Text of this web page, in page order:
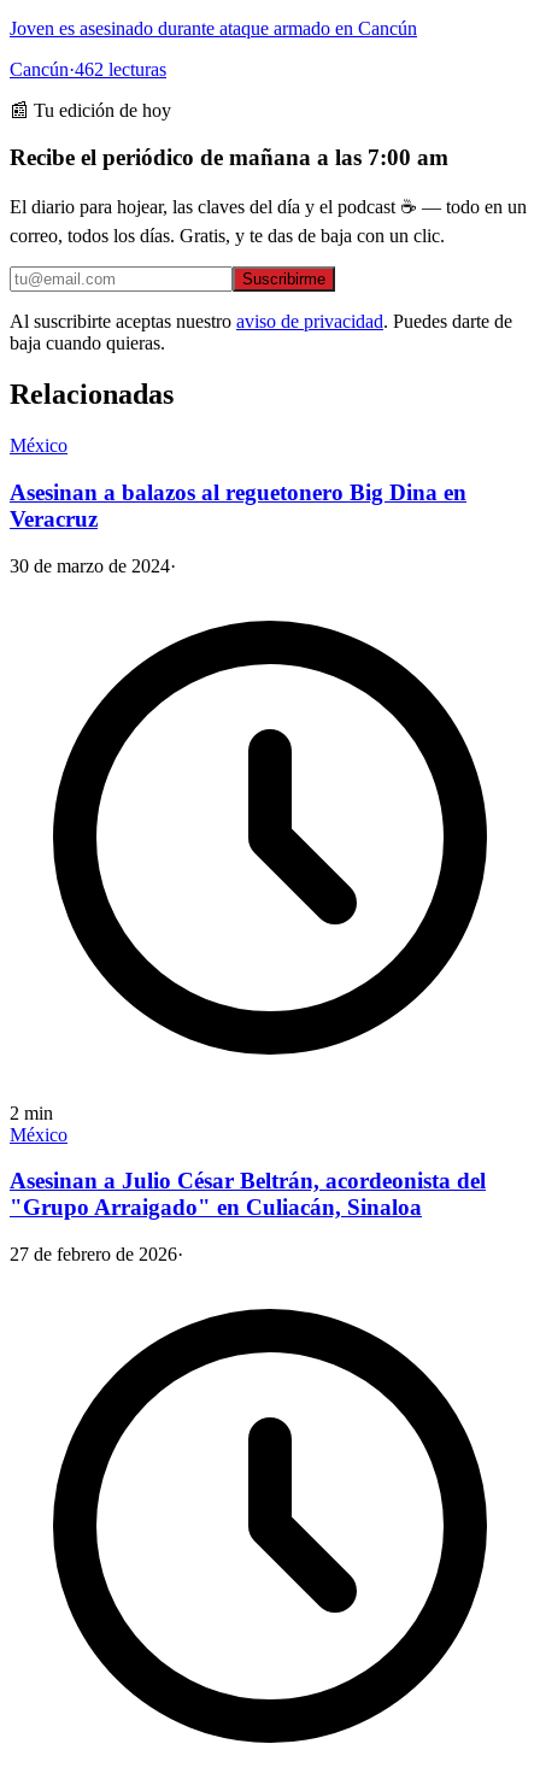
Joven es asesinado durante ataque armado en Cancún
Cancún·462 lecturas
📰 Tu edición de hoy
Recibe el periódico de mañana a las 7:00 am
El diario para hojear, las claves del día y el podcast ☕ — todo en un
correo, todos los días. Gratis, y te das de baja con un clic.
Suscribirme
Al suscribirte aceptas nuestro aviso de privacidad. Puedes darte de
baja cuando quieras.
Relacionadas
México
Asesinan a balazos al reguetonero Big Dina en
Veracruz
30 de marzo de 2024·
2 min
México
Asesinan a Julio César Beltrán, acordeonista del
"Grupo Arraigado" en Culiacán, Sinaloa
27 de febrero de 2026·